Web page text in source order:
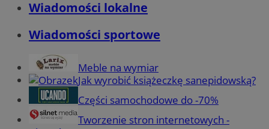
Wiadomości lokalne
Wiadomości sportowe
Meble na wymiar
Jak wyrobić książeczkę sanepidowską?
Części samochodowe do -70%
Tworzenie stron internetowych -